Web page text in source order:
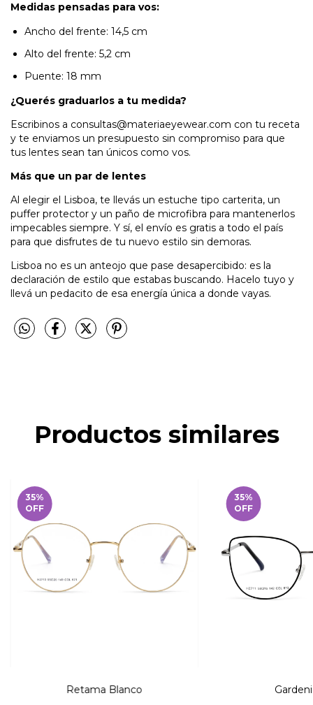
Medidas pensadas para vos:
Ancho del frente: 14,5 cm
Alto del frente: 5,2 cm
Puente: 18 mm
¿Querés graduarlos a tu medida?
Escribinos a consultas@materiaeyewear.com con tu receta
y te enviamos un presupuesto sin compromiso para que
tus lentes sean tan únicos como vos.
Más que un par de lentes
Al elegir el Lisboa, te llevás un estuche tipo carterita, un
puffer protector y un paño de microfibra para mantenerlos
impecables siempre. Y sí, el envío es gratis a todo el país
para que disfrutes de tu nuevo estilo sin demoras.
Lisboa no es un anteojo que pase desapercibido: es la
declaración de estilo que estabas buscando. Hacelo tuyo y
llevá un pedacito de esa energía única a donde vayas.
Productos similares
35%
OFF
Retama Blanco
35%
OFF